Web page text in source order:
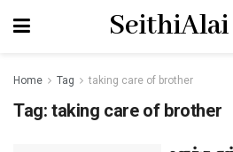
SeithiAlai
Home Tag taking care of brother
Tag: taking care of brother